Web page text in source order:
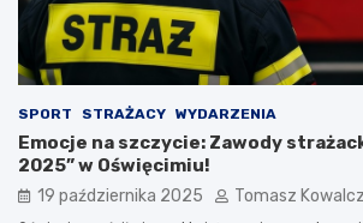
SPORT STRAŻACY WYDARZENIA
Emocje na szczycie: Zawody
2025” w Oświęcimiu!
19 października 2025 Tomasz